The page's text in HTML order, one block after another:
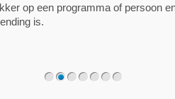
op een programma of persoon
is.